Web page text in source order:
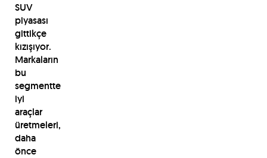
SUV
piyasası
gittikçe
kızışıyor.
Markaların
bu
segmentte
iyi
araçlar
üretmeleri,
daha
önce